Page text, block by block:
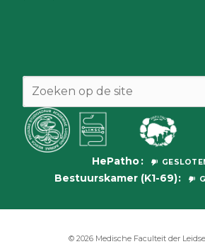
HePatho
Bestuurskamer (K1-69)
© 2026 Medische Faculteit der